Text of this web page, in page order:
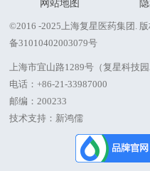
网站地图
©2016 -2025上海复星医药集团.
备31010402003079号
上海市宜山路1289号（复星科技园
电话：+86-21-33987000
邮编：200233
技术支持：新鸿儒